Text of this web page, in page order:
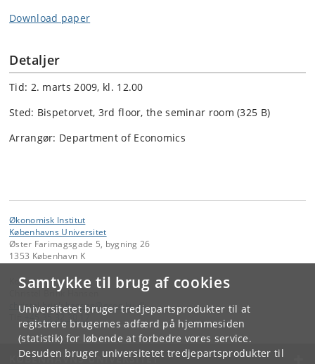
Samtykke til brug af cookies
Universitetet bruger tredjepartsprodukter til at
registrere brugernes adfærd på hjemmesiden
(statistik) for løbende at forbedre vores service.
Desuden bruger universitetet tredjepartsprodukter til
Download paper
Detaljer
Tid: 2. marts 2009, kl. 12.00
Sted: Bispetorvet, 3rd floor, the seminar room (325 B)
Arrangør: Department of Economics
Økonomisk Institut
Københavns Universitet
Øster Farimagsgade 5, bygning 26
1353 København K
Kontakt:
Christel Brink Hansen
christel.brink.hansen@econ.ku .dk
KØBENHAVNS UNIVERSITET